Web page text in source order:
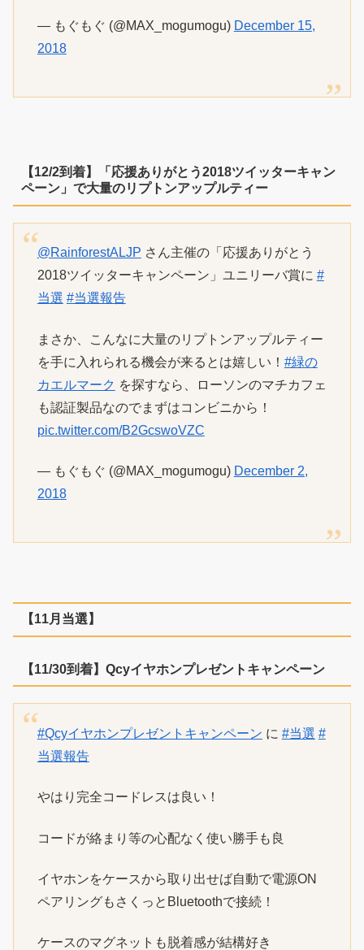
— もぐもぐ (@MAX_mogumogu) December 15,
2018
【12/2到着】「応援ありがとう2018ツイッターキャン
ペーン」で大量のリプトンアップルティー
@RainforestALJP さん主催の「応援ありがとう
2018ツイッターキャンペーン」ユニリーバ賞に #
当選 #当選報告
まさか、こんなに大量のリプトンアップルティー
を手に入れられる機会が来るとは嬉しい！ #緑の
カエルマーク を探すなら、ローソンのマチカフェ
も認証製品なのでまずはコンビニから！
pic.twitter.com/B2GcswoVZC
— もぐもぐ (@MAX_mogumogu) December 2,
2018
【11月当選】
【11/30到着】Qcyイヤホンプレゼントキャンペーン
#Qcyイヤホンプレゼントキャンペーン に #当選 #
当選報告
やはり完全コードレスは良い！
コードが絡まり等の心配なく使い勝手も良
イヤホンをケースから取り出せば自動で電源ON
ペアリングもさくっとBluetoothで接続！
ケースのマグネットも脱着感が結構好き